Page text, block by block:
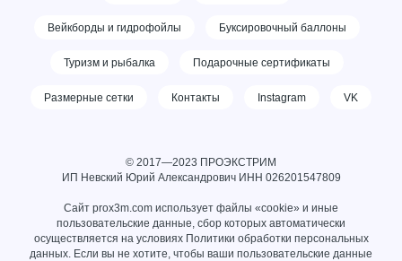
Вейкборды и гидрофойлы Буксировочный баллоны
Туризм и рыбалка Подарочные сертификаты
Размерные сетки Контакты Instagram VK
© 2017—2023 ПРОЭКСТРИМ
ИП Невский Юрий Александрович ИНН 026201547809
Сайт prox3m.com использует файлы «cookie» и иные
пользовательские данные, сбор которых автоматически
осуществляется на условиях Политики обработки персональных
данных. Если вы не хотите, чтобы ваши пользовательские данные